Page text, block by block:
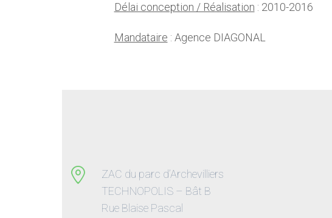
Délai conception / Réalisation : 2010-2016
Mandataire : Agence DIAGONAL
ZAC du parc d’Archevilliers
TECHNOPOLIS – Bât B
Rue Blaise Pascal